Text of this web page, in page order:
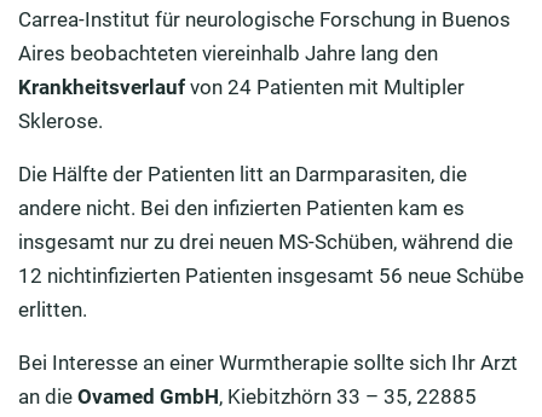
Carrea-Institut für neurologische Forschung in Buenos
Aires beobachteten viereinhalb Jahre lang den
Krankheitsverlauf von 24 Patienten mit Multipler
Sklerose.
Die Hälfte der Patienten litt an Darmparasiten, die
andere nicht. Bei den infizierten Patienten kam es
insgesamt nur zu drei neuen MS-Schüben, während die
12 nichtinfizierten Patienten insgesamt 56 neue Schübe
erlitten.
Bei Interesse an einer Wurmtherapie sollte sich Ihr Arzt
an die Ovamed GmbH, Kiebitzhörn 33 – 35, 22885